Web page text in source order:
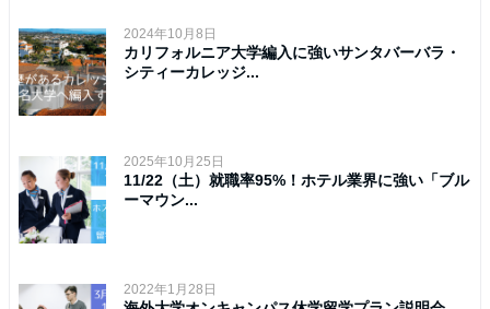
2024年10月8日
カリフォルニア大学編入に強いサンタバーバラ・
シティーカレッジ...
2025年10月25日
11/22（土）就職率95%！ホテル業界に強い「ブル
ーマウン...
2022年1月28日